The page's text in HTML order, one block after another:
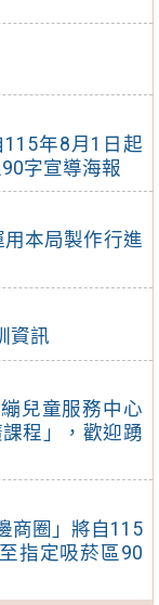
年8月1日起
字宣導海報
本局製作行進
資訊
兒童服務中心
程」，歡迎踴
商圈」將自115
指定吸菸區90